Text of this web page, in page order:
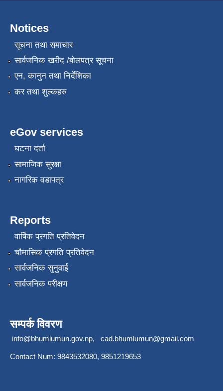
Notices
सूचना तथा समाचार
सार्वजनिक खरीद /बोलपत्र सूचना
एन, कानुन तथा निर्देशिका
कर तथा शुल्कहरु
eGov services
घटना दर्ता
सामाजिक सुरक्षा
नागरिक वडापत्र
Reports
वार्षिक प्रगति प्रतिवेदन
चौमासिक प्रगति प्रतिवेदन
सार्वजनिक सुनुवाई
सार्वजनिक परीक्षण
सम्पर्क विवरण
info@bhumlumun.gov.np, cad.bhumlumun@gmail.com
Contact Num: 9843532080, 9851219653